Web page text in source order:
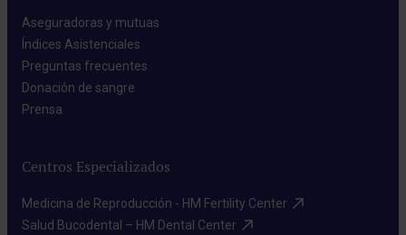
Aseguradoras y mutuas​
Índices Asistenciales​
Preguntas frecuentes​
Donación de sangre​
Prensa​
Centros Especializados
Medicina de Reproducción - HM Fertility Center​
Salud Bucodental – HM Dental Center​